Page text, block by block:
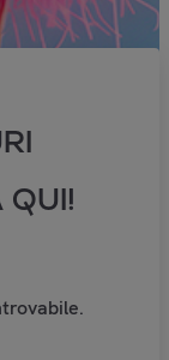
QUI!